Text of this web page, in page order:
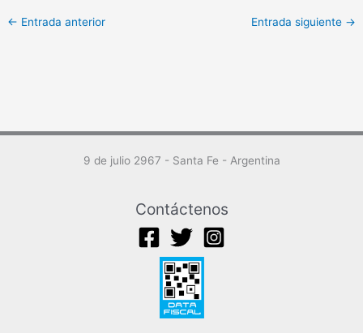
← Entrada anterior Entrada siguiente →
9 de julio 2967 - Santa Fe - Argentina
Contáctenos